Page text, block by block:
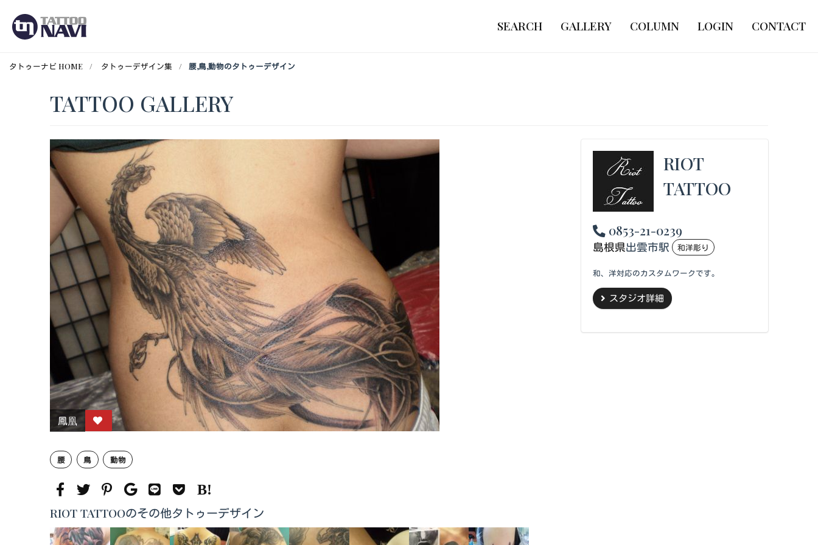
SEARCH GALLERY COLUMN LOGIN CONTACT
タトゥーナビ HOME タトゥーデザイン集 腰,鳥,動物のタトゥーデザイン
TATTOO GALLERY
RIOT
TATTOO
0853-21-0239
島根県出雲市駅 和洋彫り
和、洋対応のカスタムワークです。
スタジオ詳細
鳳凰
腰 鳥 動物
RIOT TATTOOのその他タトゥーデザイン